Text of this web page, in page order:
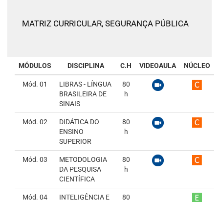
MATRIZ CURRICULAR, SEGURANÇA PÚBLICA
MÓDULOS DISCIPLINA C.H VIDEOAULA NÚCLEO
Mód. 01
LIBRAS - LÍNGUA
BRASILEIRA DE
SINAIS
80
h
Mód. 02
DIDÁTICA DO
ENSINO
SUPERIOR
80
h
Mód. 03
METODOLOGIA
DA PESQUISA
CIENTÍFICA
80
h
Mód. 04
INTELIGÊNCIA E
80